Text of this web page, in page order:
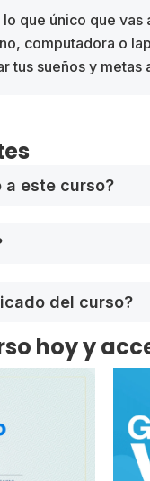
que único que
computadora o
tus sueños y metas
a este curso?
del curso?
hoy y